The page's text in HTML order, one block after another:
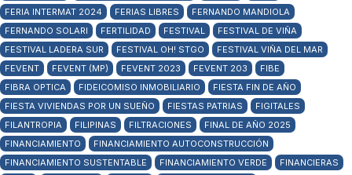
FERIA INTERMAT 2024
FERIAS LIBRES
FERNANDO MANDIOLA
FERNANDO SOLARI
FERTILIDAD FESTIVAL
FESTIVAL DE VIÑA
FESTIVAL LADERA SUR
FESTIVAL OH! STGO
FESTIVAL VIÑA DEL MAR
FEVENT
FEVENT (MP) FEVENT 2023 FEVENT 203
FIBE
FIBRA OPTICA
FIDEICOMISO INMOBILIARIO
FIESTA FIN DE AÑO
FIESTA VIVIENDAS POR UN SUEÑO
FIESTAS PATRIAS
FIGITALES
FILANTROPIA
FILIPINAS FILTRACIONES
FINAL DE AÑO 2025
FINANCIAMIENTO
FINANCIAMIENTO AUTOCONSTRUCCIÓN
FINANCIAMIENTO SUSTENTABLE
FINANCIAMIENTO VERDE
FINANCIERAS